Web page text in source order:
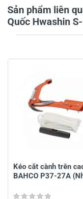
Tiêu đề của nhận
Sản phẩm liên
Quốc Hwashin
Kéo cắt cành trên
BAHCO P37-27A